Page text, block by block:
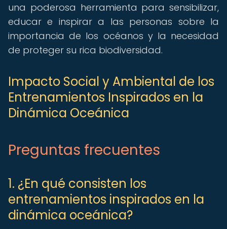
una poderosa herramienta para sensibilizar,
educar e inspirar a las personas sobre la
importancia de los océanos y la necesidad
de proteger su rica biodiversidad.
Impacto Social y Ambiental de los
Entrenamientos Inspirados en la
Dinámica Oceánica
Preguntas frecuentes
1. ¿En qué consisten los
entrenamientos inspirados en la
dinámica oceánica?